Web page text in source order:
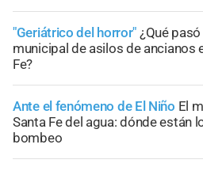
"Geriátrico del horror" ¿Qué
municipal de asilos de ancianos
Fe?
Ante el fenómeno de El Niño El
Santa Fe del agua: dónde están
bombeo